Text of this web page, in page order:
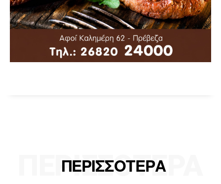
ΠΕΡΙΣΣΟΤΕΡΑ
ΠΕΡΙΣΣΟΤΕΡΑ